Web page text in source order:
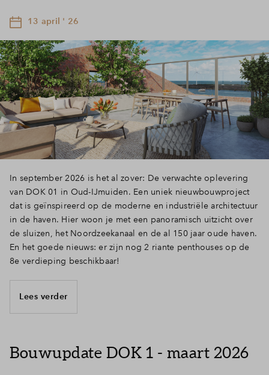
13 april ' 26
In september 2026 is het al zover: De verwachte oplevering
van DOK 01 in Oud-IJmuiden. Een uniek nieuwbouwproject
dat is geïnspireerd op de moderne en industriële architectuur
in de haven. Hier woon je met een panoramisch uitzicht over
de sluizen, het Noordzeekanaal en de al 150 jaar oude haven.
En het goede nieuws: er zijn nog 2 riante penthouses op de
8e verdieping beschikbaar!
Lees verder
Bouwupdate DOK 1 - maart 2026